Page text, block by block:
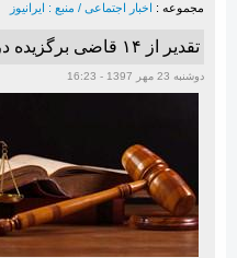
مجموعه : اخبار اجتماعی / منبع : ایرانیوز
تقدیر از ۱۴ قاضی برگزیده در تهران
دوشنبه 23 مهر 1397 - 16:23